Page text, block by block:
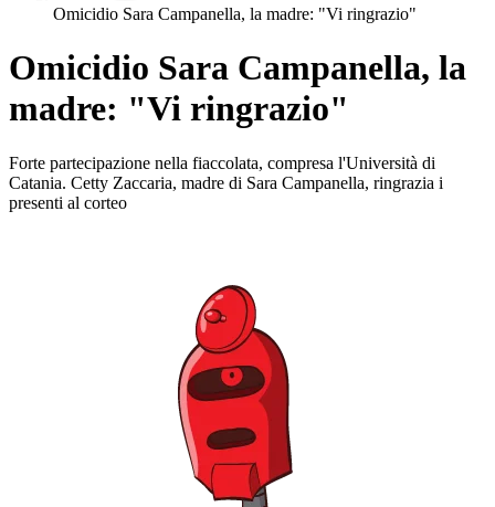
Omicidio Sara Campanella, la madre: "Vi ringrazio"
Omicidio Sara Campanella, la
madre: "Vi ringrazio"
Forte partecipazione nella fiaccolata, compresa l'Università di
Catania. Cetty Zaccaria, madre di Sara Campanella, ringrazia i
presenti al corteo